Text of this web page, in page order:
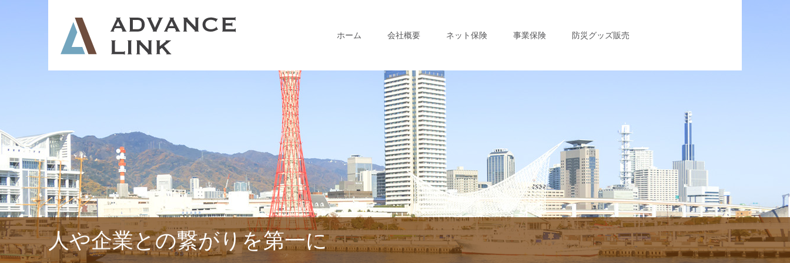
ホーム 会社概要 ネット保険 事業保険 防災グッズ販売
人や企業との繋がりを第一に